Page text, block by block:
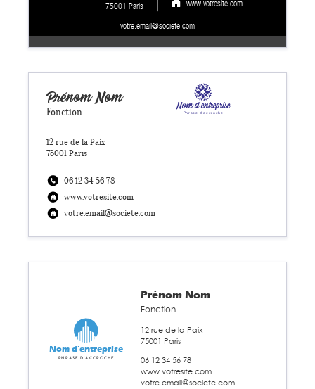
votre.email@societe.com
75001 Paris
www.votresite.com
votre.email@societe.com
06 12 34 56 78
www.votresite.com
12 rue de la Paix
75001 Paris
Fonction
PrénomNom Nom d'entreprise
Phrase d'accroche
votre.email@societe.com
06 12 34 56 78
www.votresite.com
Fonction
12 rue de la Paix
75001 Paris
Prénom Nom
Nom d'entreprise
Phrase d'accroche